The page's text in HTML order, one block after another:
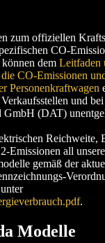
zum offiziellen
CO-
dem Leitfaden
CO-Emissionen
Personenkraftwagen
und
GmbH (DAT)
Reichweite,
Emissionen all
gemäß der
.
Modelle